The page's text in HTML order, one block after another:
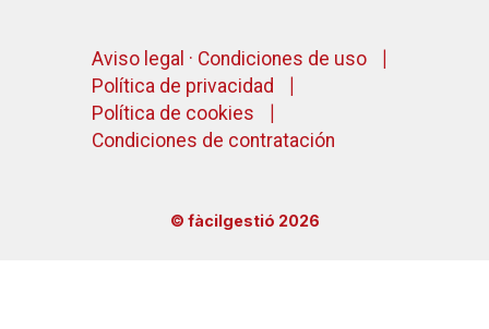
Aviso legal · Condiciones de uso
Política de privacidad
Política de cookies
Condiciones de contratación
© fàcilgestió 2026